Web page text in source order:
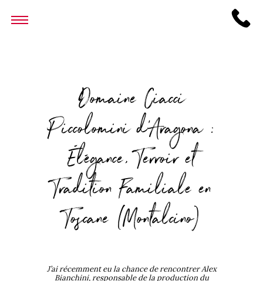
Domaine Ciacci
Piccolomini d’Aragona :
Élégance, Terroir et
Tradition Familiale en
Toscane (Montalcino)
J’ai récemment eu la chance de rencontrer Alex
Bianchini, responsable de la production du